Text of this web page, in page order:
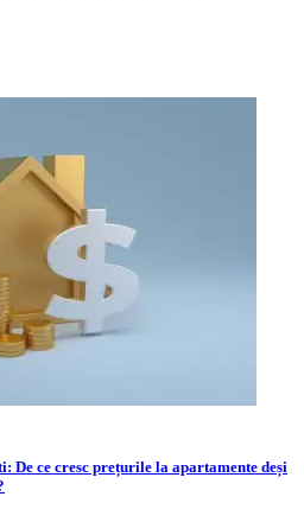
De ce cresc prețurile la apartamente deși